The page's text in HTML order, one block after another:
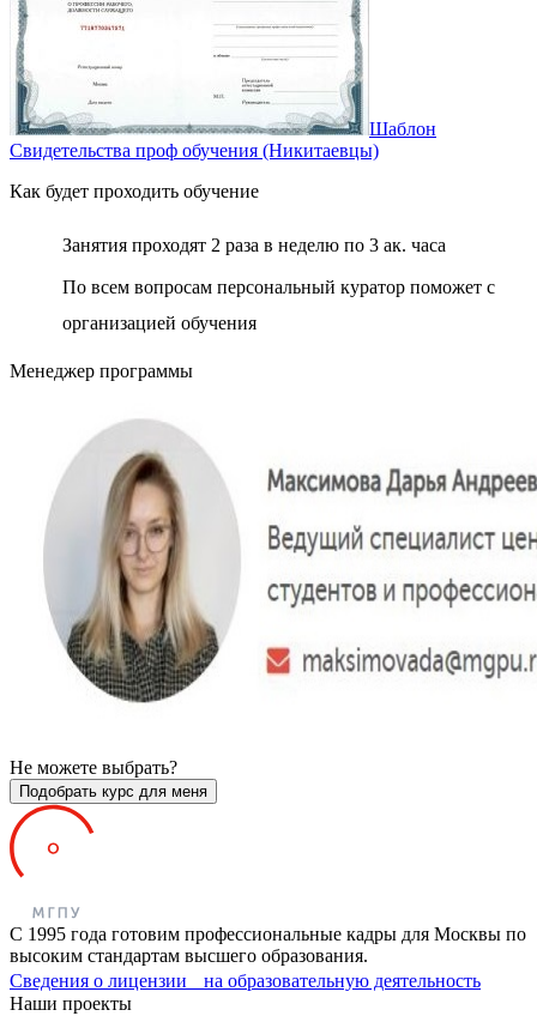
Шаблон
Свидетельства проф обучения (Никитаевцы)
Как будет проходить обучение
Занятия проходят 2 раза в неделю по 3 ак. часа
По всем вопросам персональный куратор поможет с
организацией обучения
Менеджер программы
Не можете выбрать?
Подобрать курс для меня
С 1995 года готовим профессиональные кадры для Москвы по
высоким стандартам высшего образования.
Сведения о лицензии на образовательную деятельность
Наши проекты